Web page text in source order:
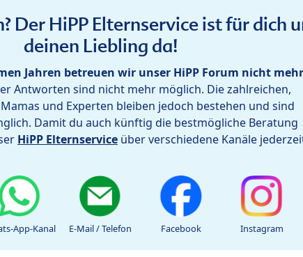
Der HiPP Elternservice ist für dich
deinen Liebling da!
Jahren betreuen wir unser HiPP Forum nicht mehr
Antworten sind nicht mehr möglich. Die zahlreichen,
und Experten bleiben jedoch bestehen und sind
Damit du auch künftig die bestmögliche Beratung
HiPP Elternservice über verschiedene Kanäle
App-Kanal E-Mail / Telefon Facebook Instagram